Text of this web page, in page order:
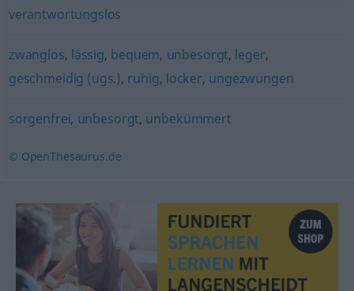
verantwortungslos
zwanglos, lässig, bequem, unbesorgt, leger,
geschmeidig (ugs.), ruhig, locker, ungezwungen
sorgenfrei, unbesorgt, unbekümmert
© OpenThesaurus.de